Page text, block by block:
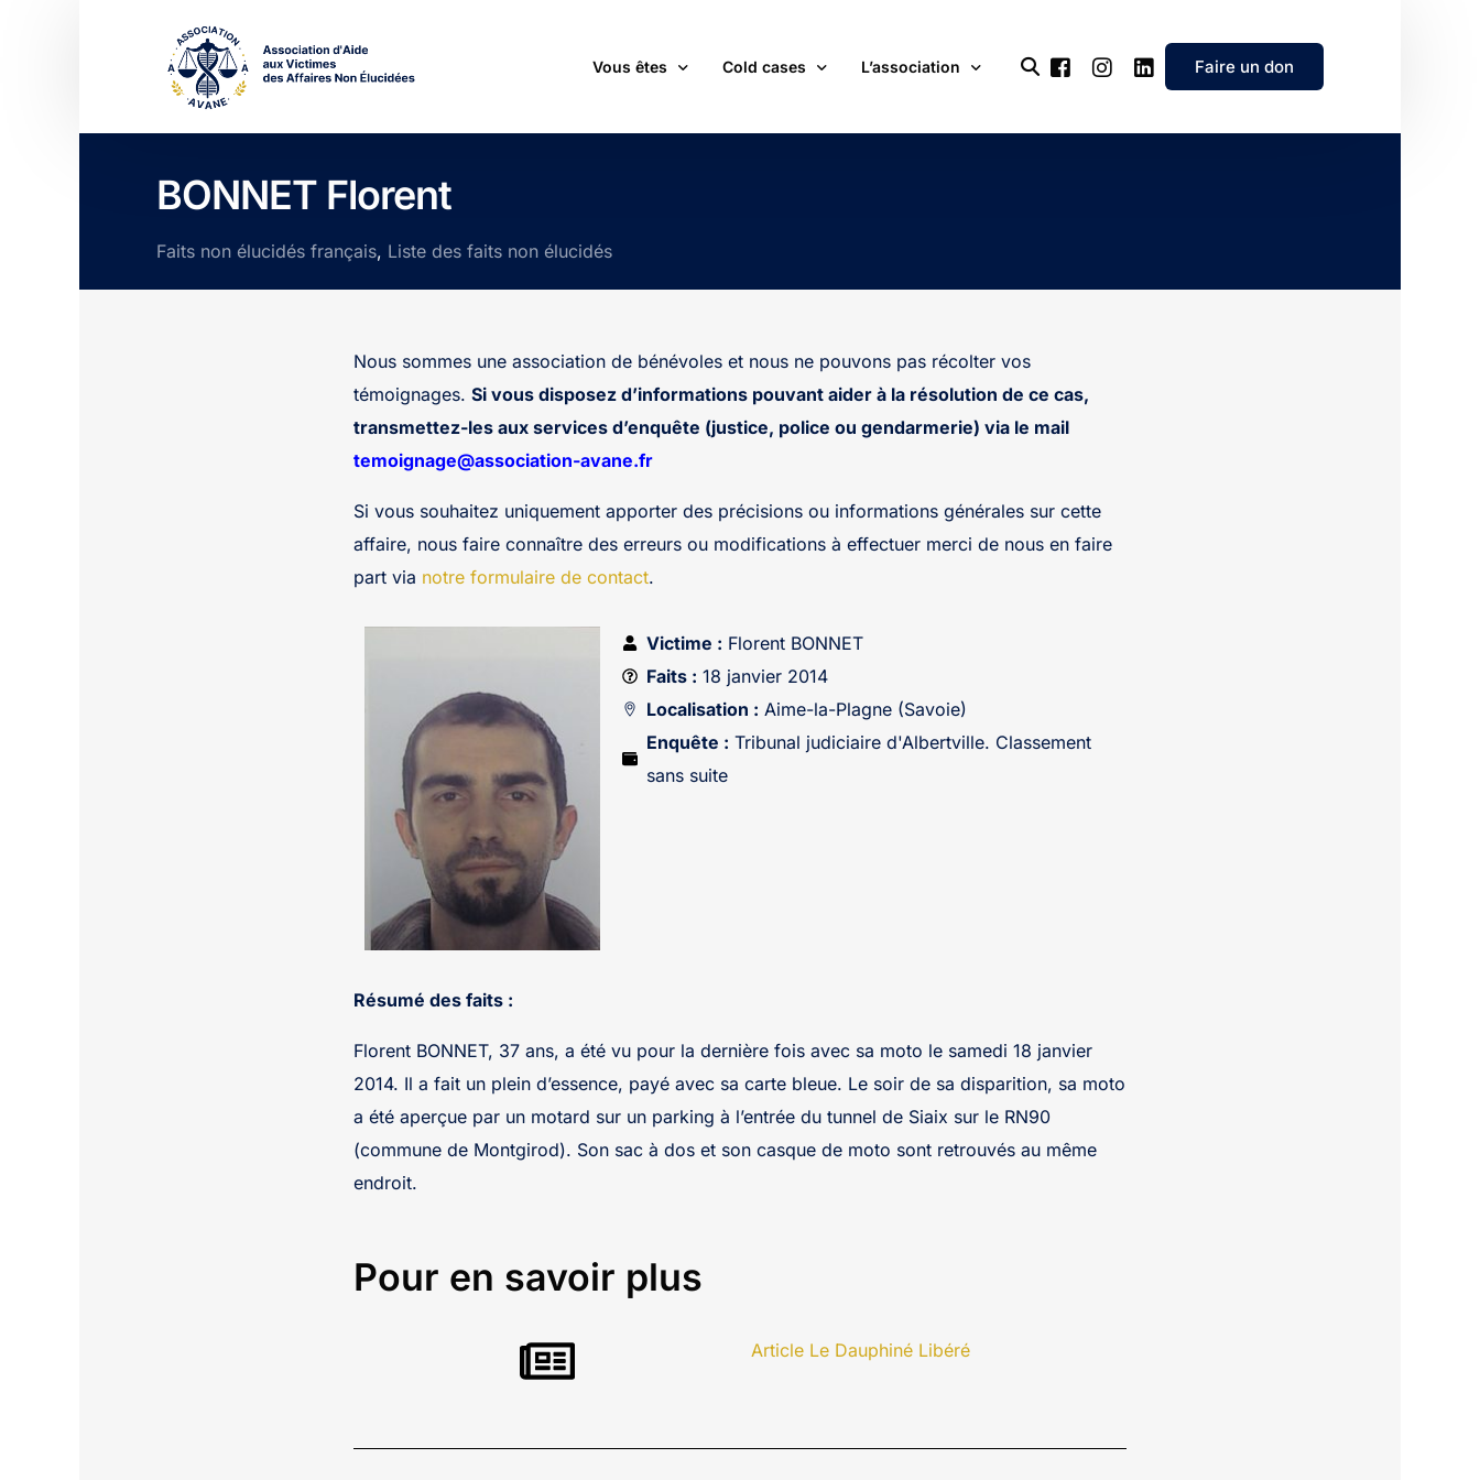
Vous êtes
passionné(e) par les cold cases
un futur adhérent ou bénévole
journaliste
Cold cases L’association
Devenir bénévole
Contact
Faire un don
BONNET Florent
Faits non élucidés français, Liste des faits non élucidés
Nous sommes une association de bénévoles et nous ne pouvons pas récolter vos
témoignages. Si vous disposez d’informations pouvant aider à la résolution de ce cas,
transmettez-les aux services d’enquête (justice, police ou gendarmerie) via le mail
temoignage@association-avane.fr
Si vous souhaitez uniquement apporter des précisions ou informations générales sur cette
affaire, nous faire connaître des erreurs ou modifications à effectuer merci de nous en faire
part via notre formulaire de contact.
Victime : Florent BONNET
Faits : 18 janvier 2014
Localisation : Aime-la-Plagne (Savoie)
Enquête : Tribunal judiciaire d'Albertville. Classement
sans suite
Résumé des faits :
Florent BONNET, 37 ans, a été vu pour la dernière fois avec sa moto le samedi 18 janvier
2014. Il a fait un plein d’essence, payé avec sa carte bleue. Le soir de sa disparition, sa moto
a été aperçue par un motard sur un parking à l’entrée du tunnel de Siaix sur le RN90
(commune de Montgirod). Son sac à dos et son casque de moto sont retrouvés au même
endroit.
Pour en savoir plus
Article Le Dauphiné Libéré